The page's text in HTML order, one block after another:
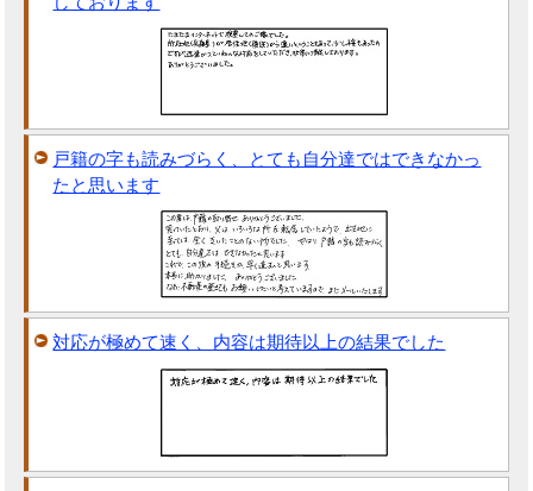
戸籍の字も読みづらく、とても自分達ではできなかっ
たと思います
対応が極めて速く、内容は期待以上の結果でした